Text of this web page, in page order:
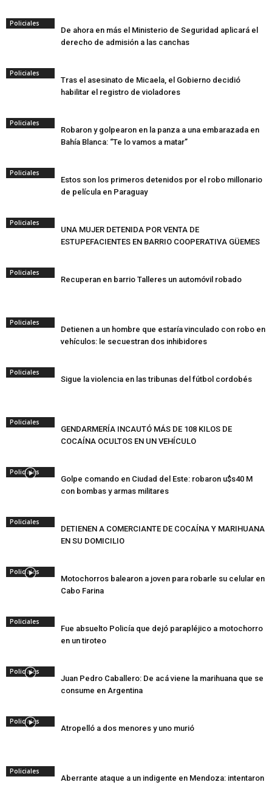
Policiales
De ahora en más el Ministerio de Seguridad aplicará el
derecho de admisión a las canchas
Policiales
Tras el asesinato de Micaela, el Gobierno decidió
habilitar el registro de violadores
Policiales
Robaron y golpearon en la panza a una embarazada en
Bahía Blanca: “Te lo vamos a matar”
Policiales
Estos son los primeros detenidos por el robo millonario
de película en Paraguay
Policiales
UNA MUJER DETENIDA POR VENTA DE
ESTUPEFACIENTES EN BARRIO COOPERATIVA GÜEMES
Policiales
Recuperan en barrio Talleres un automóvil robado
Policiales
Detienen a un hombre que estaría vinculado con robo en
vehículos: le secuestran dos inhibidores
Policiales
Sigue la violencia en las tribunas del fútbol cordobés
Policiales
GENDARMERÍA INCAUTÓ MÁS DE 108 KILOS DE
COCAÍNA OCULTOS EN UN VEHÍCULO
Policiales
Golpe comando en Ciudad del Este: robaron u$s40 M
con bombas y armas militares
Policiales
DETIENEN A COMERCIANTE DE COCAÍNA Y MARIHUANA
EN SU DOMICILIO
Policiales
Motochorros balearon a joven para robarle su celular en
Cabo Farina
Policiales
Fue absuelto Policía que dejó parapléjico a motochorro
en un tiroteo
Policiales
Juan Pedro Caballero: De acá viene la marihuana que se
consume en Argentina
Policiales
Atropelló a dos menores y uno murió
Policiales
Aberrante ataque a un indigente en Mendoza: intentaron